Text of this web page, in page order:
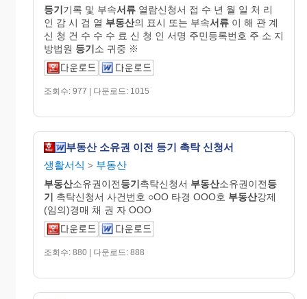
등기기록 및 부속서류 열람신청서 접 수 년 월 일 처 리
인 감 시 검 열 부동산의 표시 또는 부속서류 이 해 관 계
신 청 건 수 수 수 료 신 청 인 서명 주민등록번호 주 소 지
방법원 등기소 귀중 ※
조회수: 977 | 다운로드: 1015
부동산 소유권 이전 등기 촉탁 신청서
생활서식 > 부동산
부동산소유권이전등기촉탁신청서 부동산소유권이전등
기 촉탁신청서 사건번호 ○OO 타경 OOO호 부동산강제
(임의)경매 채 권 자 OOO
조회수: 880 | 다운로드: 888